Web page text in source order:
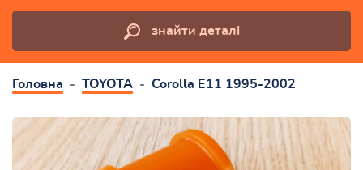
знайти деталі
Головна TOYOTA Corolla E11 1995-2002